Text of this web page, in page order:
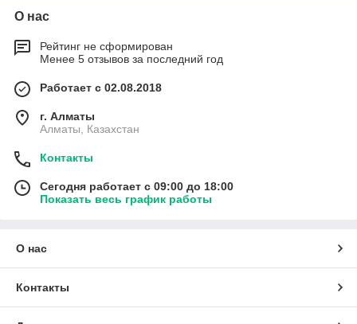
О нас
Рейтинг не сформирован
Менее 5 отзывов за последний год
Работает с 02.08.2018
г. Алматы
Алматы, Казахстан
Контакты
Сегодня работает с 09:00 до 18:00
Показать весь график работы
О нас
Контакты